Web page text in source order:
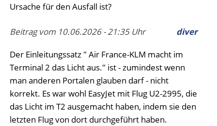
Ursache für den Ausfall ist?
Beitrag vom 10.06.2026 - 21:35 Uhr diver
Der Einleitungssatz " Air France-KLM macht im
Terminal 2 das Licht aus." ist - zumindest wenn
man anderen Portalen glauben darf - nicht
korrekt. Es war wohl EasyJet mit Flug U2-2995, die
das Licht im T2 ausgemacht haben, indem sie den
letzten Flug von dort durchgeführt haben.